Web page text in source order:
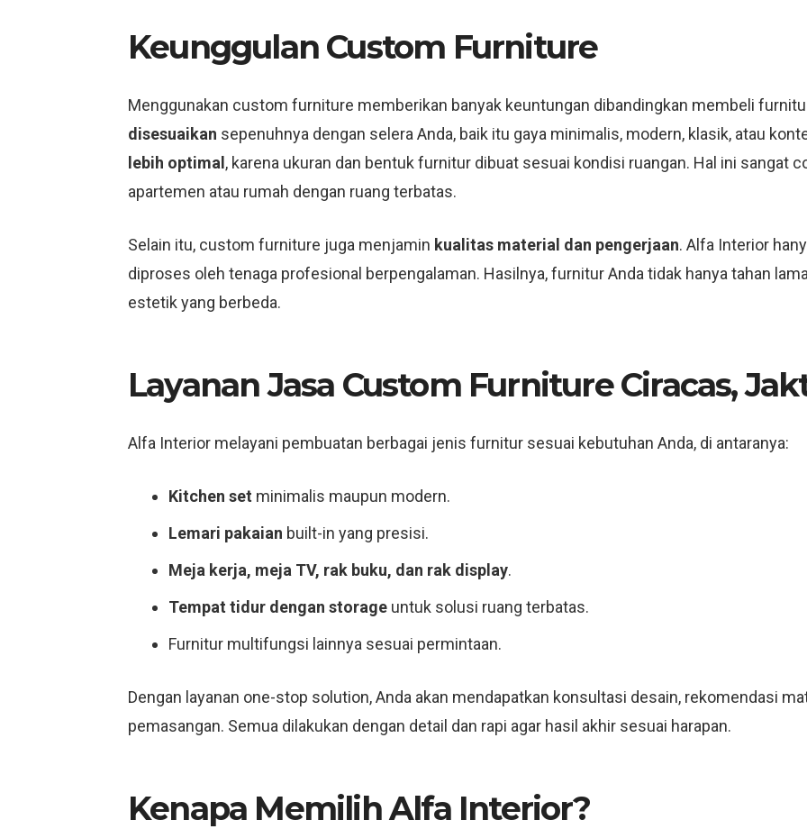
Keunggulan Custom Furniture
Menggunakan custom furniture memberikan banyak keuntungan dibandingkan membeli
disesuaikan sepenuhnya dengan selera Anda, baik itu gaya minimalis, modern, klasik, atau
lebih optimal , karena ukuran dan bentuk furnitur dibuat sesuai kondisi ruangan. Hal ini sangat
apartemen atau rumah dengan ruang terbatas.
Selain itu, custom furniture juga menjamin kualitas material dan pengerjaan. Alfa Interior
diproses oleh tenaga profesional berpengalaman. Hasilnya, furnitur Anda tidak hanya tahan
estetik yang berbeda.
Layanan Jasa Custom Furniture Ciracas,
Alfa Interior melayani pembuatan berbagai jenis furnitur sesuai kebutuhan Anda, di antaranya:
Kitchen set minimalis maupun modern.
Lemari pakaian built-in yang presisi.
Meja kerja, meja TV, rak buku, dan rak display.
Tempat tidur dengan storage untuk solusi ruang terbatas.
Furnitur multifungsi lainnya sesuai permintaan.
Dengan layanan one-stop solution, Anda akan mendapatkan konsultasi desain, rekomendasi
pemasangan. Semua dilakukan dengan detail dan rapi agar hasil akhir sesuai harapan.
Kenapa Memilih Alfa Interior?